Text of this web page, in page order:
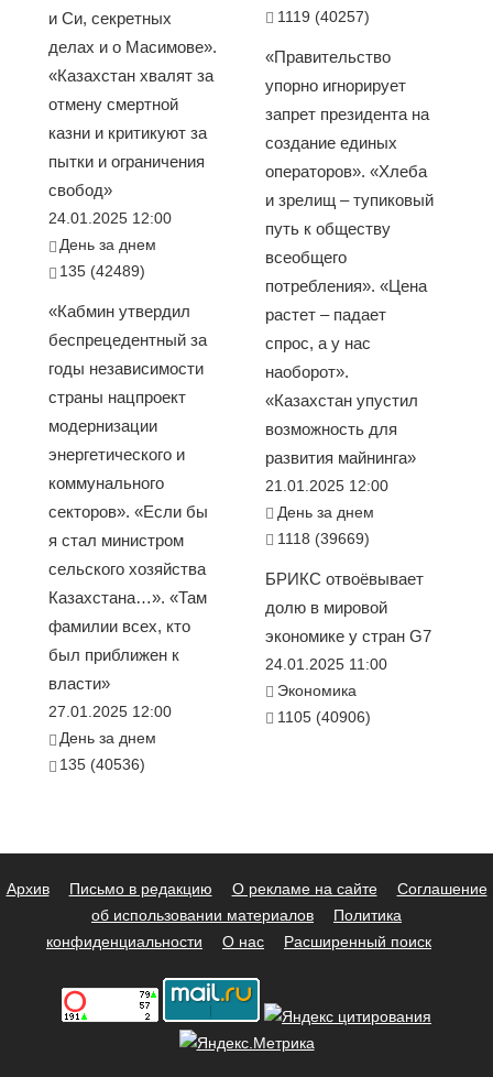
и Си, секретных
делах и о Масимове».
«Казахстан хвалят за
отмену смертной
казни и критикуют за
пытки и ограничения
свобод»
24.01.2025 12:00
День за днем
135 (42489)
«Кабмин утвердил
беспрецедентный за
годы независимости
страны нацпроект
модернизации
энергетического и
коммунального
секторов». «Если бы
я стал министром
сельского хозяйства
Казахстана…». «Там
фамилии всех, кто
был приближен к
власти»
27.01.2025 12:00
День за днем
135 (40536)
1119 (40257)
«Правительство
упорно игнорирует
запрет президента на
создание единых
операторов». «Хлеба
и зрелищ – тупиковый
путь к обществу
всеобщего
потребления». «Цена
растет – падает
спрос, а у нас
наоборот».
«Казахстан упустил
возможность для
развития майнинга»
21.01.2025 12:00
День за днем
1118 (39669)
БРИКС отвоёвывает
долю в мировой
экономике у стран G7
24.01.2025 11:00
Экономика
1105 (40906)
Архив Письмо в редакцию О рекламе на сайте
Соглашение
об использовании материалов
Политика
конфиденциальности
О нас Расширенный поиск